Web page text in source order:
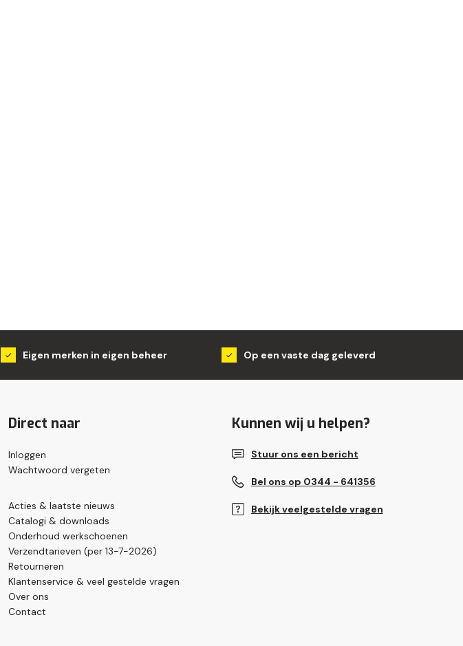
Eigen merken in eigen beheer Op een vaste dag geleverd
Direct naar
Inloggen
Wachtwoord vergeten
Acties & laatste nieuws
Catalogi & downloads
Onderhoud werkschoenen
Verzendtarieven (per 13-7-2026)
Retourneren
Klantenservice & veel gestelde vragen
Over ons
Contact
Kunnen wij u helpen?
Stuur ons een bericht
Bel ons op 0344 - 641356
Bekijk veelgestelde vragen